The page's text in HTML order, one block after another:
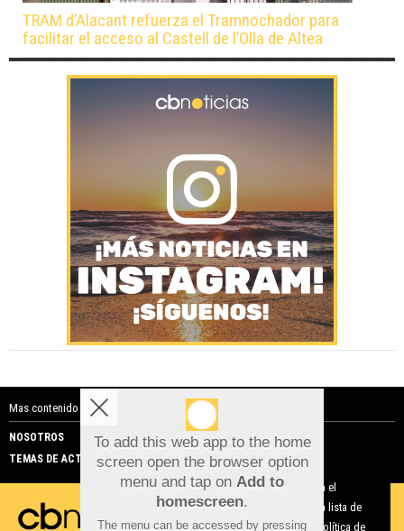
TRAM d’Alacant refuerza el Tramnochador para
facilitar el acceso al Castell de l’Olla de Altea
Mas contenido de Costa Blanca Noticias:
NOSOTROS
PUBLICIDAD
TEMAS DE ACTUALIDAD
To add this web app to the home
screen open the browser option
menu and tap on Add to
homescreen.
The menu can be accessed by pressing
Aviso sobre el Uso de cookies:
Utilizamos cookies nuestras y de terceros para el
funcionamiento del digital. Puedes consultar la lista de
cookies y como desconectarlas. Ver nuestra Política de